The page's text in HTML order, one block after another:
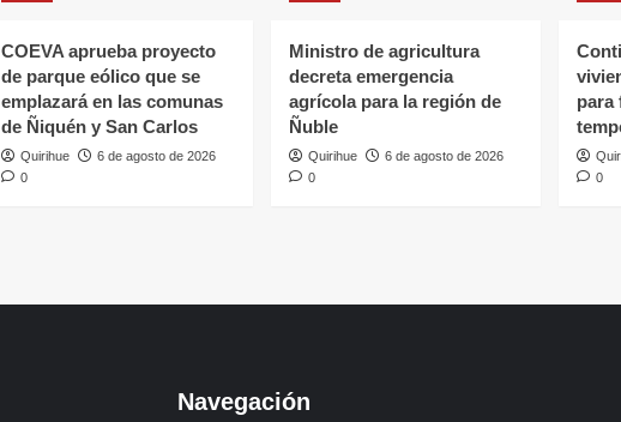
COEVA aprueba proyecto
de parque eólico que se
emplazará en las comunas
de Ñiquén y San Carlos
Quirihue
6 de agosto de 2026
0
Ministro de agricultura
decreta emergencia
agrícola para la región de
Ñuble
Quirihue
6 de agosto de 2026
0
para
0
Navegación